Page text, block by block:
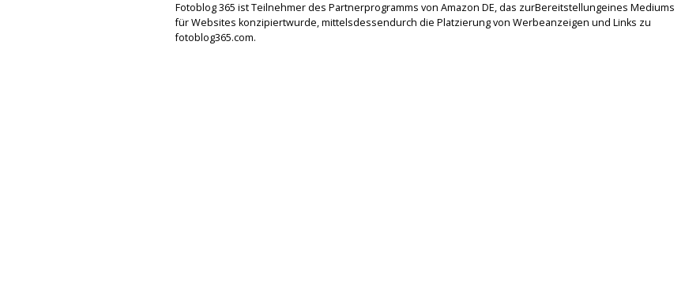
Fotoblog 365 ist Teilnehmer des Partnerprogramms von Amazon DE, das zurBereitstellungeines Mediums
für Websites konzipiertwurde, mittelsdessendurch die Platzierung von Werbeanzeigen und Links zu
fotoblog365.com.